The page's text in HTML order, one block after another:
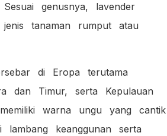
genusnya, lavender
tanaman rumput atau
di Eropa terutama
dan Timur, serta Kepulauan
warna ungu yang cantik
lambang keanggunan serta